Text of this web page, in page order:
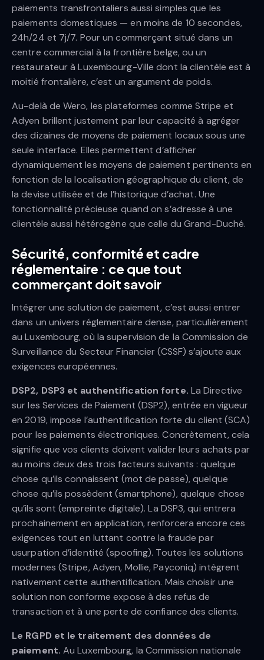
paiements transfrontaliers aussi simples que les
paiements domestiques — en moins de 10 secondes,
24h/24 et 7j/7. Pour un commerçant situé dans un
centre commercial à la frontière belge, ou un
restaurateur à Luxembourg-Ville dont la clientèle est à
moitié frontalière, c’est un argument de poids.
Au-delà de Wero, les plateformes comme Stripe et
Adyen brillent justement par leur capacité à agréger
des dizaines de moyens de paiement locaux sous une
seule interface. Elles permettent d’afficher
dynamiquement les moyens de paiement pertinents en
fonction de la localisation géographique du client, de
la devise utilisée et de l’historique d’achat. Une
fonctionnalité précieuse quand on s’adresse à une
clientèle aussi hétérogène que celle du Grand-Duché.
Sécurité, conformité et cadre
réglementaire : ce que tout
commerçant doit savoir
Intégrer une solution de paiement, c’est aussi entrer
dans un univers réglementaire dense, particulièrement
au Luxembourg, où la supervision de la Commission de
Surveillance du Secteur Financier (CSSF) s’ajoute aux
exigences européennes.
DSP2, DSP3 et authentification forte. La Directive
sur les Services de Paiement (DSP2), entrée en vigueur
en 2019, impose l’authentification forte du client (SCA)
pour les paiements électroniques. Concrètement, cela
signifie que vos clients doivent valider leurs achats par
au moins deux des trois facteurs suivants : quelque
chose qu’ils connaissent (mot de passe), quelque
chose qu’ils possèdent (smartphone), quelque chose
qu’ils sont (empreinte digitale). La DSP3, qui entrera
prochainement en application, renforcera encore ces
exigences tout en luttant contre la fraude par
usurpation d’identité (spoofing). Toutes les solutions
modernes (Stripe, Adyen, Mollie, Payconiq) intègrent
nativement cette authentification. Mais choisir une
solution non conforme expose à des refus de
transaction et à une perte de confiance des clients.
Le RGPD et le traitement des données de
paiement. Au Luxembourg, la Commission nationale